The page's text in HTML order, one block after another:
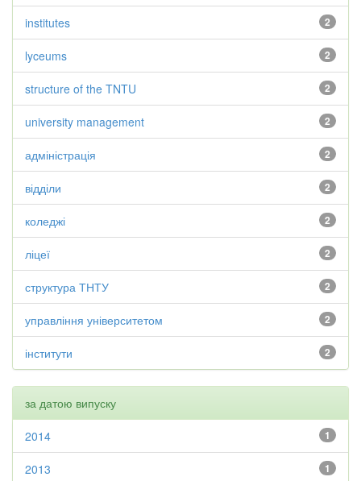
2
institutes
2
lyceums
2
structure of the TNTU
2
university management
2
адміністрація
2
відділи
2
коледжі
2
ліцеї
2
структура ТНТУ
2
управління університетом
2
інститути
за датою випуску
1
2014
1
2013